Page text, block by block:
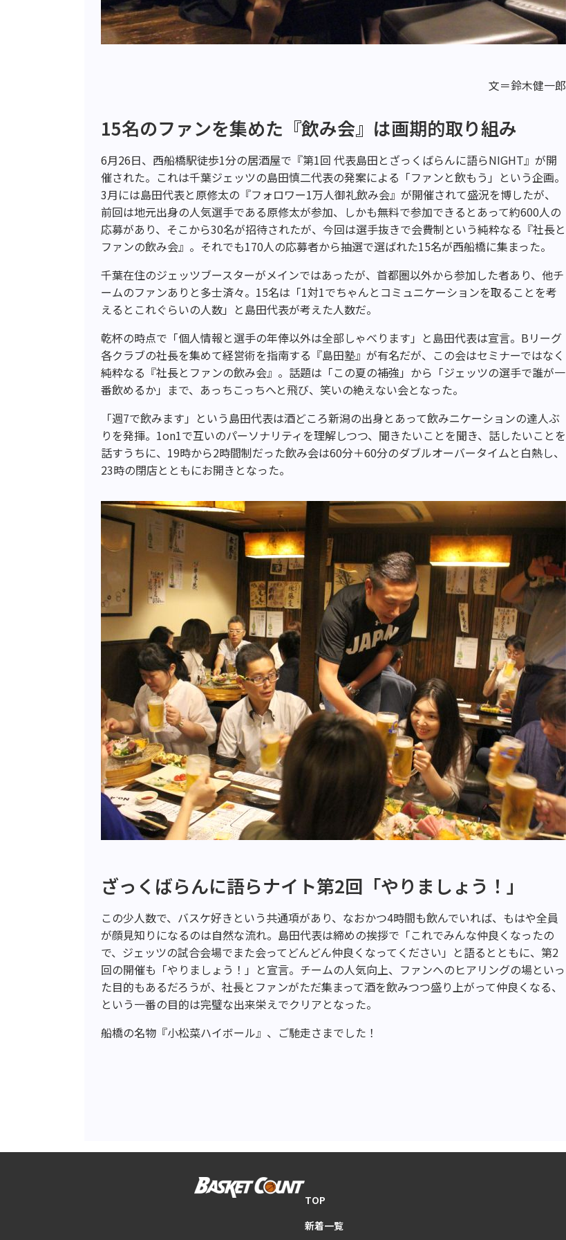
文＝鈴木健一郎
15名のファンを集めた『飲み会』は画期的取り組み
6月26日、西船橋駅徒歩1分の居酒屋で『第1回 代表島田とざっくばらんに語らNIGHT』が開
催された。これは千葉ジェッツの島田慎二代表の発案による「ファンと飲もう」という企画。
3月には島田代表と原修太の『フォロワー1万人御礼飲み会』が開催されて盛況を博したが、
前回は地元出身の人気選手である原修太が参加、しかも無料で参加できるとあって約600人の
応募があり、そこから30名が招待されたが、今回は選手抜きで会費制という純粋なる『社長と
ファンの飲み会』。それでも170人の応募者から抽選で選ばれた15名が西船橋に集まった。
千葉在住のジェッツブースターがメインではあったが、首都圏以外から参加した者あり、他チ
ームのファンありと多士済々。15名は「1対1でちゃんとコミュニケーションを取ることを考
えるとこれぐらいの人数」と島田代表が考えた人数だ。
乾杯の時点で「個人情報と選手の年俸以外は全部しゃべります」と島田代表は宣言。Bリーグ
各クラブの社長を集めて経営術を指南する『島田塾』が有名だが、この会はセミナーではなく
純粋なる『社長とファンの飲み会』。話題は「この夏の補強」から「ジェッツの選手で誰が一
番飲めるか」まで、あっちこっちへと飛び、笑いの絶えない会となった。
「週7で飲みます」という島田代表は酒どころ新潟の出身とあって飲みニケーションの達人ぶ
りを発揮。1on1で互いのパーソナリティを理解しつつ、聞きたいことを聞き、話したいことを
話すうちに、19時から2時間制だった飲み会は60分＋60分のダブルオーバータイムと白熱し、
23時の閉店とともにお開きとなった。
ざっくばらんに語らナイト第2回「やりましょう！」
この少人数で、バスケ好きという共通項があり、なおかつ4時間も飲んでいれば、もはや全員
が顔見知りになるのは自然な流れ。島田代表は締めの挨拶で「これでみんな仲良くなったの
で、ジェッツの試合会場でまた会ってどんどん仲良くなってください」と語るとともに、第2
回の開催も「やりましょう！」と宣言。チームの人気向上、ファンへのヒアリングの場といっ
た目的もあるだろうが、社長とファンがただ集まって酒を飲みつつ盛り上がって仲良くなる、
という一番の目的は完璧な出来栄えでクリアとなった。
船橋の名物『小松菜ハイボール』、ご馳走さまでした！
TOP
新着一覧